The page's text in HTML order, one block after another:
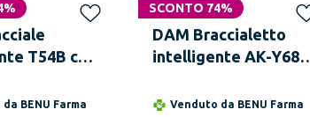
T54B con
e O2. Vari
da BENU Farma
SCONTO 74%
DAM Braccialetto
intelligente AK-Y68
frequenza cardiaca e
Venduto da BENU Farma